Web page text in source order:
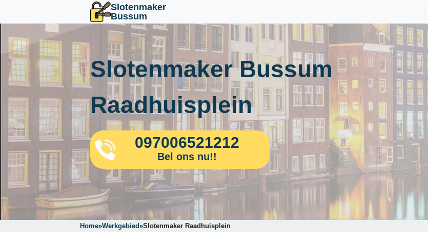
Slotenmaker
Bussum
Slotenmaker Bussum
Raadhuisplein
097006521212
Bel ons nu!!
Home»Werkgebied»Slotenmaker Raadhuisplein